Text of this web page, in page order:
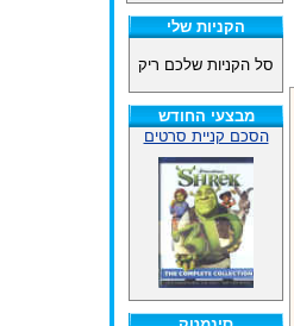
הקניות שלי
סל הקניות שלכם ריק
מבצעי החודש
הסכם קניית סרטים